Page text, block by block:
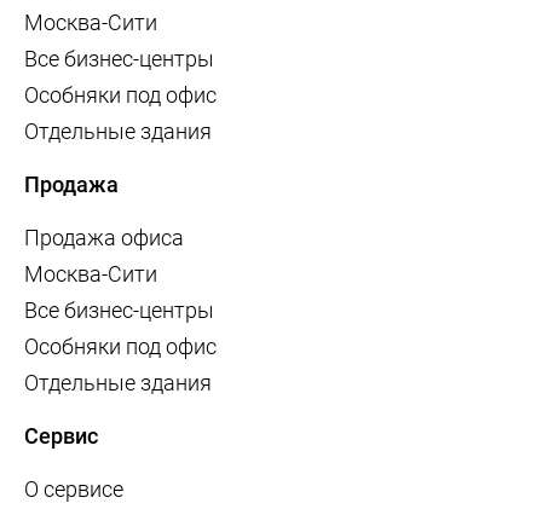
Москва-Сити
Все бизнес-центры
Особняки под офис
Отдельные здания
Продажа
Продажа офиса
Москва-Сити
Все бизнес-центры
Особняки под офис
Отдельные здания
Сервис
О сервисе